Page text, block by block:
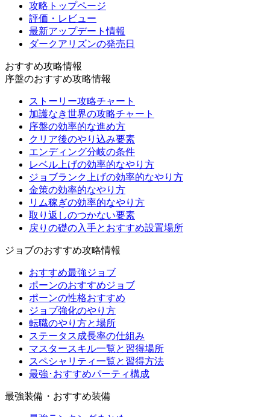
攻略トップページ
評価・レビュー
最新アップデート情報
ダークアリズンの発売日
おすすめ攻略情報
序盤のおすすめ攻略情報
ストーリー攻略チャート
加護なき世界の攻略チャート
序盤の効率的な進め方
クリア後のやり込み要素
エンディング分岐の条件
レベル上げの効率的なやり方
ジョブランク上げの効率的なやり方
金策の効率的なやり方
リム稼ぎの効率的なやり方
取り返しのつかない要素
戻りの礎の入手とおすすめ設置場所
ジョブのおすすめ攻略情報
おすすめ最強ジョブ
ポーンのおすすめジョブ
ポーンの性格おすすめ
ジョブ強化のやり方
転職のやり方と場所
ステータス成長率の仕組み
マスタースキル一覧と習得場所
スペシャリティ一覧と習得方法
最強･おすすめパーティ構成
最強装備・おすすめ装備